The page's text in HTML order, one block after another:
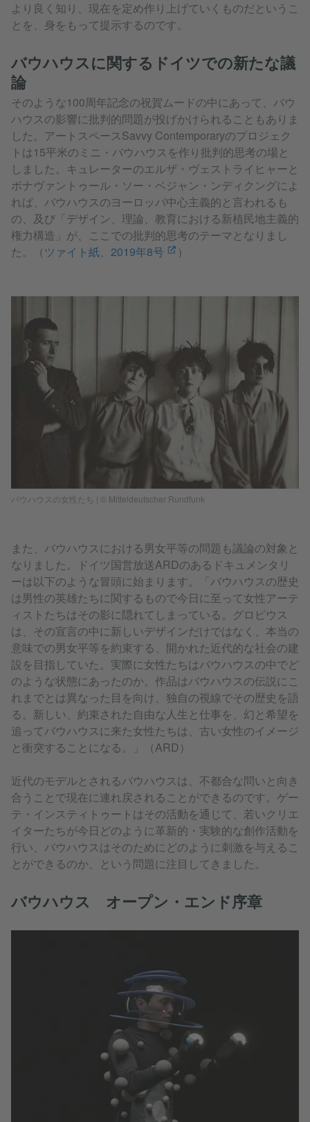
より良く知り、現在を定め作り上げていくものだというこ
とを、身をもって提示するのです。
バウハウスに関するドイツでの新たな議
論
そのような100周年記念の祝賀ムードの中にあって、バウ
ハウスの影響に批判的問題が投げかけられることもありま
した。アートスペースSavvy Contemporaryのプロジェク
トは15平米のミニ・バウハウスを作り批判的思考の場と
しました。キュレーターのエルザ・ヴェストライヒャーと
ボナヴァントゥール・ソー・ベジャン・ンディクングによ
れば、バウハウスのヨーロッパ中心主義的と言われるも
の、及び「デザイン、理論、教育における新植民地主義的
権力構造」が、ここでの批判的思考のテーマとなりまし
た。（ツァイト紙、2019年8号 ）
バウハウスの女性たち | © Mitteldeutscher Rundfunk
また、バウハウスにおける男女平等の問題も議論の対象と
なりました。ドイツ国営放送ARDのあるドキュメンタリ
ーは以下のような冒頭に始まります。「バウハウスの歴史
は男性の英雄たちに関するもので今日に至って女性アーテ
ィストたちはその影に隠れてしまっている。グロピウス
は、その宣言の中に新しいデザインだけではなく、本当の
意味での男女平等を約束する​、開かれた近代的な社会の建
設を目指していた。実際に女性たちはバウハウスの中でど
のような状態にあったのか。作品はバウハウスの伝説にこ
れまでとは異なった目を向け、独自の視線でその歴史を語
る。新しい、約束された自由な人生と仕事を、幻と希望を
追ってバウハウスに来た女性たちは、古い女性のイメージ
と衝突することになる。」（ARD）
近代のモデルとされるバウハウスは、不都合な問いと向き
合うことで現在に連れ戻されることができるのです。ゲー
テ・インスティトゥートはその活動を通じて、若いクリエ
イターたちが今日どのように革新的・実験的な創作活動を
行い、バウハウスはそのためにどのように刺激を与えるこ
とができるのか、という問題に注目してきました。
バウハウス オープン・エンド序章